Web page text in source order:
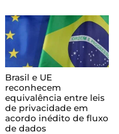
Brasil e UE
reconhecem
equivalência entre leis
de privacidade em
acordo inédito de fluxo
de dados